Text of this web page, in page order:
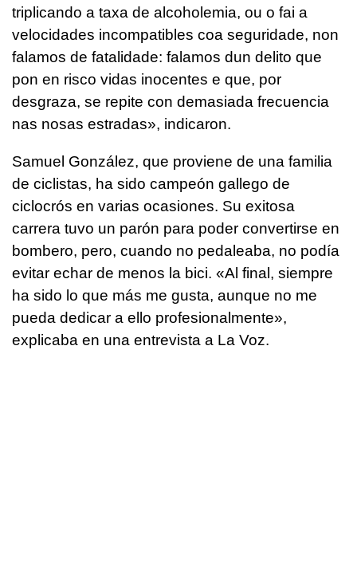
triplicando a taxa de alcoholemia, ou o fai a
velocidades incompatibles coa seguridade, non
falamos de fatalidade: falamos dun delito que
pon en risco vidas inocentes e que, por
desgraza, se repite con demasiada frecuencia
nas nosas estradas», indicaron.
Samuel González, que proviene de una familia
de ciclistas, ha sido campeón gallego de
ciclocrós en varias ocasiones. Su exitosa
carrera tuvo un parón para poder convertirse en
bombero, pero, cuando no pedaleaba, no podía
evitar echar de menos la bici. «Al final, siempre
ha sido lo que más me gusta, aunque no me
pueda dedicar a ello profesionalmente»,
explicaba en una entrevista a La Voz.